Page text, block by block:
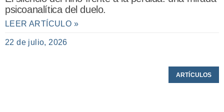
psicoanalítica del duelo.
LEER ARTÍCULO »
22 de julio, 2026
ARTÍCULOS